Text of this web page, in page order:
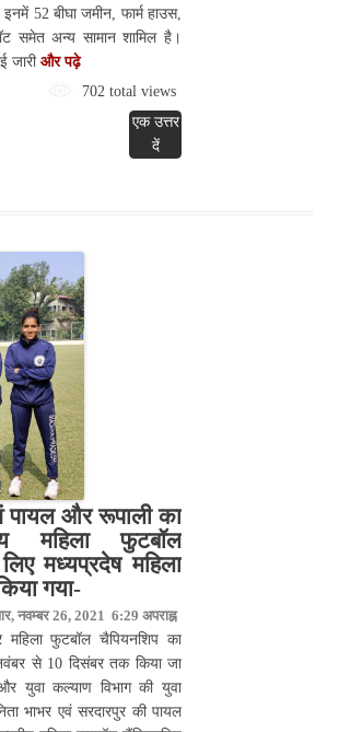
52 बीघा जमीन, फार्म हाउस,
समेत अन्य सामान शामिल है।
जारी और पढ़े
702 total views
एक उत्तर
दें
पायल और रूपाली का
महिला फुटबॉल
मध्यप्रदेष महिला
गया-
नवम्बर 26, 2021 6:29 अपराह्न
महिला फुटबॉल चैपियनशिप का
से 10 दिसंबर तक किया जा
युवा कल्याण विभाग की युवा
भाभर एवं सरदारपुर की पायल